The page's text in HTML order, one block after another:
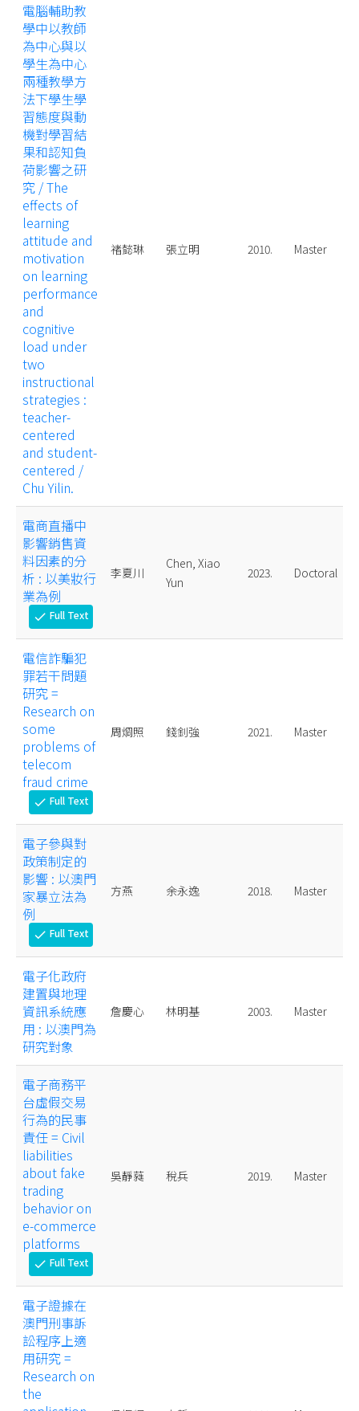
電腦輔助教
學中以教師
為中心與以
學生為中心
兩種教學方
法下學生學
習態度與動
機對學習結
果和認知負
荷影響之研
究 / The
effects of
learning
attitude and
motivation
on learning
performance
and
cognitive
load under
two
instructional
strategies :
teacher-
centered
and student-
centered /
Chu Yilin.
褚懿琳 張立明 2010. Master
電商直播中
影響銷售資
料因素的分
析 : 以美妝行
業為例
check Full Text
李夏川
Chen, Xiao
Yun
2023. Doctoral
電信詐騙犯
罪若干問題
研究 =
Research on
some
problems of
telecom
fraud crime
check Full Text
周烱照 錢釗強 2021. Master
電子參與對
政策制定的
影響 : 以澳門
家暴立法為
例
check Full Text
方燕 余永逸 2018. Master
電子化政府
建置與地理
資訊系統應
用 : 以澳門為
研究對象
詹慶心 林明基 2003. Master
電子商務平
台虛假交易
行為的民事
責任 = Civil
liabilities
about fake
trading
behavior on
e-commerce
platforms
check Full Text
吳靜蕤 稅兵 2019. Master
電子證據在
澳門刑事訴
訟程序上適
用研究 =
Research on
the